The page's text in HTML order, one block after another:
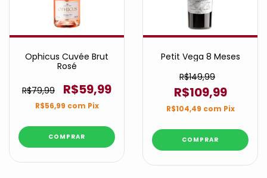
Ophicus Cuvée Brut
Rosé
R$79,99 R$59,99
R$56,99 com Pix
Petit Vega 8 Meses
R$149,99
R$109,99
R$104,49 com Pix